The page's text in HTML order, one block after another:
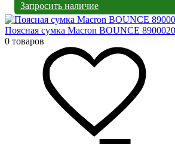
Запросить наличие
Поясная сумка Macron BOUNCE
0 товаров